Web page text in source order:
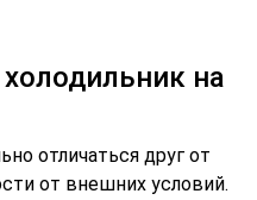
на
отличаться друг от
от внешних условий.